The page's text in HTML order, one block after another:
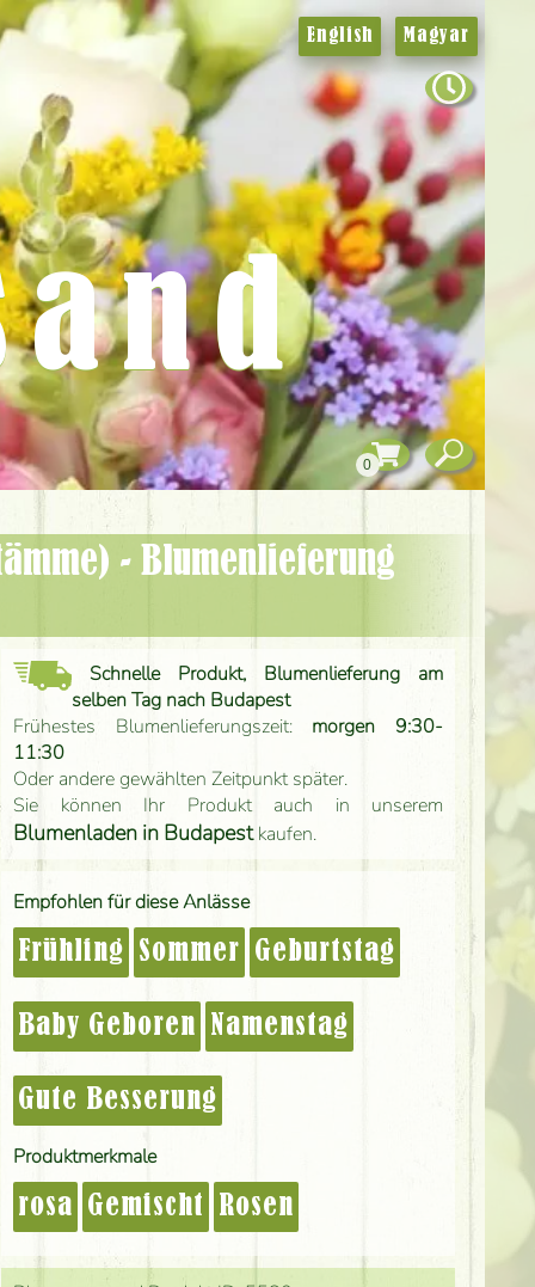
Schnelle Produkt, Blumenlieferung am
selben Tag nach Budapest
Frühestes Blumenlieferungszeit: morgen 9:30-
11:30
Oder andere gewählten Zeitpunkt später.
Sie können Ihr Produkt auch in unserem
Blumenladen in Budapestkaufen.
Empfohlen für diese Anlässe
Frühling Sommer Geburtstag
Baby Geboren Namenstag
Gute Besserung
Produktmerkmale
rosa Gemischt Rosen
English Magyar
0